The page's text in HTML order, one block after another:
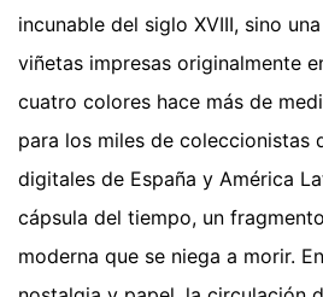
incunable del siglo XVIII, sino
viñetas impresas originalmente
cuatro colores hace más de
para los miles de coleccionistas
digitales de España y América
cápsula del tiempo, un
moderna que se niega a morir.